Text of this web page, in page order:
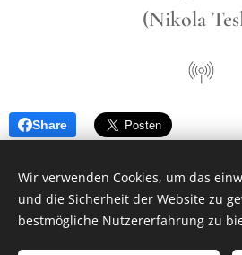
(Nikola
Share
Energetik-Coaches Katrin Axt
Alle Rechte
Wir verwenden Cookies, um das
und die Sicherheit der Website zu
bestmögliche Nutzererfahrung zu